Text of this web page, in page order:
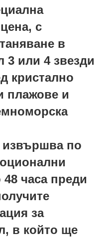
с
в
3 или 4 звезди
кристално
плажове и
извършва по
часа преди
за
в който ще